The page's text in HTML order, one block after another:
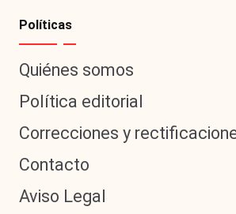
Políticas
Quiénes somos
Política editorial
Correcciones y
Contacto
Aviso Legal